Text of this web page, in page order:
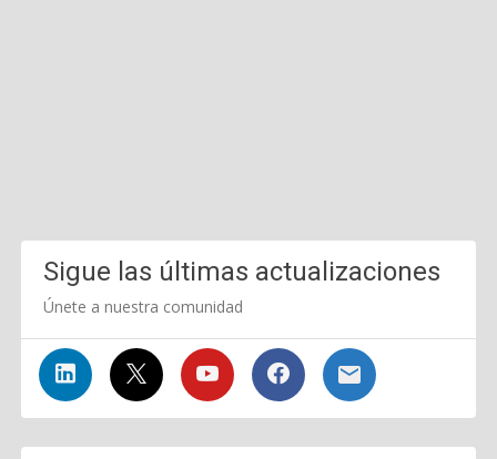
Sigue las últimas actualizaciones
Únete a nuestra comunidad